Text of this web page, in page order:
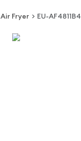
Air Fryer EU-